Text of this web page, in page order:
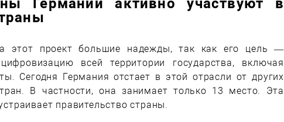
Германии активно участвуют в
этот проект большие надежды, так как его цель —
всей территории государства, включая
Сегодня Германия отстает в этой отрасли от других
В частности, она занимает только 13 место. Эта
правительство страны.